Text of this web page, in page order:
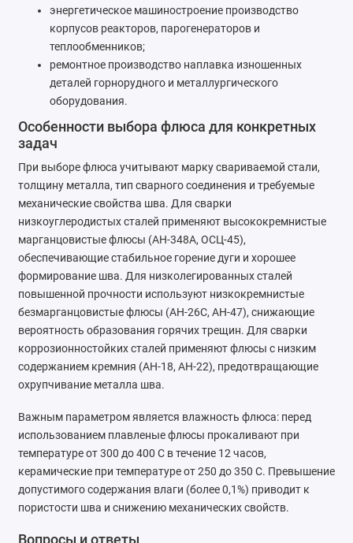
энергетическое машиностроение производство
корпусов реакторов, парогенераторов и
теплообменников;
ремонтное производство наплавка изношенных
деталей горнорудного и металлургического
оборудования.
Особенности выбора флюса для конкретных
задач
При выборе флюса учитывают марку свариваемой стали,
толщину металла, тип сварного соединения и требуемые
механические свойства шва. Для сварки
низкоуглеродистых сталей применяют высококремнистые
марганцовистые флюсы (АН-348А, ОСЦ-45),
обеспечивающие стабильное горение дуги и хорошее
формирование шва. Для низколегированных сталей
повышенной прочности используют низкокремнистые
безмарганцовистые флюсы (АН-26С, АН-47), снижающие
вероятность образования горячих трещин. Для сварки
коррозионностойких сталей применяют флюсы с низким
содержанием кремния (АН-18, АН-22), предотвращающие
охрупчивание металла шва.
Важным параметром является влажность флюса: перед
использованием плавленые флюсы прокаливают при
температуре от 300 до 400 C в течение 12 часов,
керамические при температуре от 250 до 350 C. Превышение
допустимого содержания влаги (более 0,1%) приводит к
пористости шва и снижению механических свойств.